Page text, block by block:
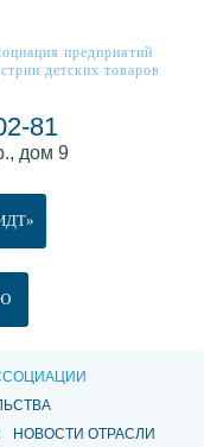
предприятий
детских товаров
81
дом 9
НОВОСТИ ОТРАСЛИ